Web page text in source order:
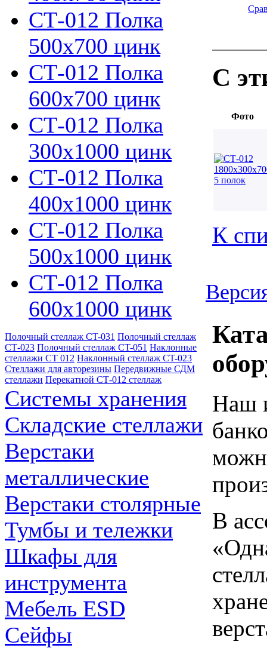
СТ-012 Полка
500х700 цинк
СТ-012 Полка
600х700 цинк
СТ-012 Полка
300х1000 цинк
СТ-012 Полка
400х1000 цинк
СТ-012 Полка
500х1000 цинк
СТ-012 Полка
600х1000 цинк
Полочный стеллаж CT-031 Полочный стеллаж
СТ-023 Полочный стеллаж CT-051 Наклонные
стеллажи СТ 012 Наклонный стеллаж CT-023
Стеллажи для авторезины Передвижные СДМ
стеллажи Перекатной СТ-012 стеллаж
Системы хранения
Складские стеллажи
Верстаки
металлические
Верстаки столярные
Тумбы и тележки
Шкафы для
инструмента
Мебель ESD
Сейфы
С
Фото
К
Наш
В